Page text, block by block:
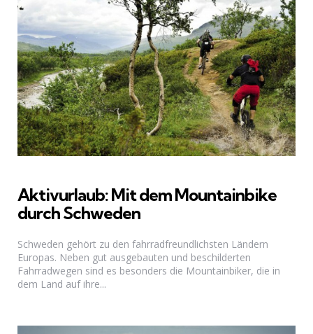
Aktivurlaub: Mit dem Mountainbike
durch Schweden
Schweden gehört zu den fahrradfreundlichsten Ländern
Europas. Neben gut ausgebauten und beschilderten
Fahrradwegen sind es besonders die Mountainbiker, die in
dem Land auf ihre...